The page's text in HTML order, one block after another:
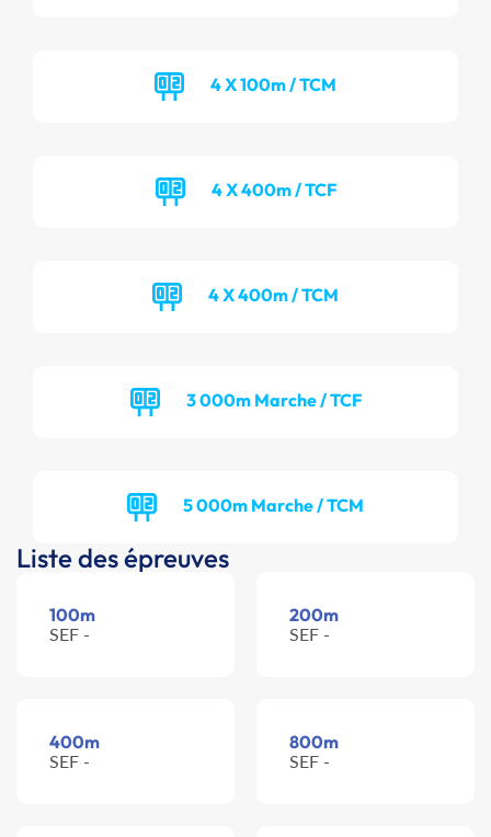
4 X 100m / TCM
4 X 400m / TCF
4 X 400m / TCM
3 000m Marche / TCF
5 000m Marche / TCM
Liste des épreuves
100m
SEF -
200m
SEF -
400m
SEF -
800m
SEF -